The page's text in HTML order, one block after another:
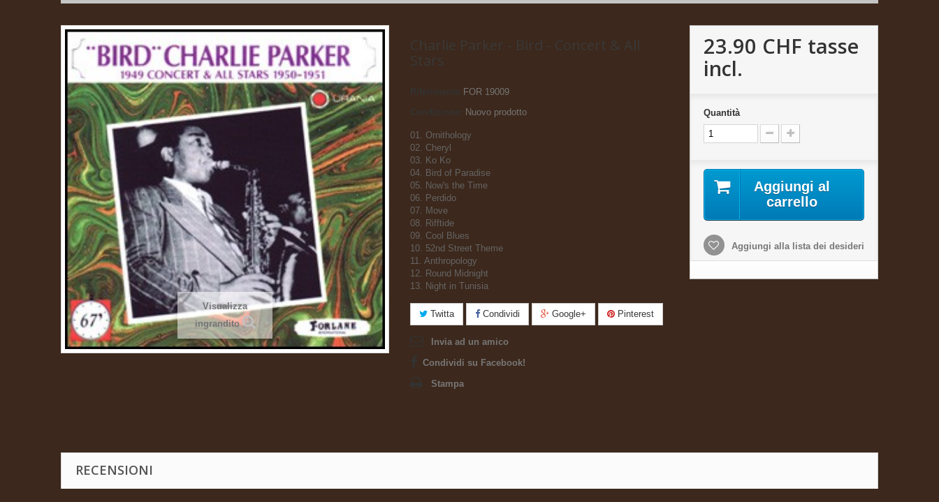
Visualizza
ingrandito
Charlie Parker - Bird - Concert & All
Stars
Riferimento
FOR 19009
Nuovo prodotto
01. Ornithology
02. Cheryl
03. Ko Ko
04. Bird of Paradise
05. Now's the Time
06. Perdido
07. Move
08. Rifftide
09. Cool Blues
10. 52nd Street Theme
11. Anthropology
12. Round Midnight
13. Night in Tunisia
Twitta Condividi Google+ Pinterest
Invia ad un amico
Condividi su Facebook!
Stampa
23.90 CHF tasse
incl.
Quantità
Aggiungi al
carrello
Aggiungi alla lista dei desideri
RECENSIONI